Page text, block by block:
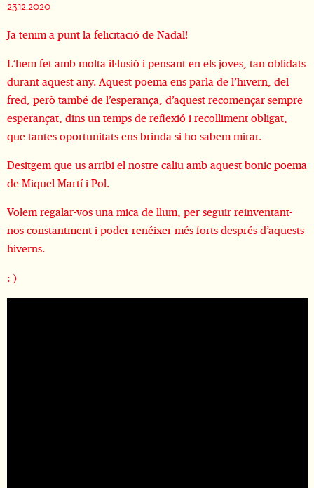
23.12.2020
Ja tenim a punt la felicitació de Nadal!
L’hem fet amb molta il·lusió i pensant en els joves, tan oblidats
durant aquest any. Aquest poema ens parla de l’hivern, del
fred, però també de l’esperança, d’aquest recomençar sempre
esperançat, dins un temps de reflexió i recolliment obligat,
que tantes oportunitats ens brinda si ho sabem mirar.
Desitgem que us arribi el nostre caliu amb aquest bonic poema
de Miquel Martí i Pol.
Volem regalar-vos una mica de llum, per seguir reinventant-
nos constantment i poder renéixer més forts després d’aquests
hiverns.
: )